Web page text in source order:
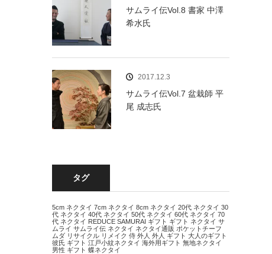
サムライ伝Vol.8 書家 中澤
希水氏
2017.12.3
サムライ伝Vol.7 盆栽師 平
尾 成志氏
タグ
5cm ネクタイ 7cm ネクタイ 8cm ネクタイ 20代 ネクタイ 30
代 ネクタイ 40代 ネクタイ 50代 ネクタイ 60代 ネクタイ 70
代 ネクタイ REDUCE SAMURAI ギフト ギフト ネクタイ サ
ムライ サムライ伝 ネクタイ ネクタイ通販 ポケットチーフ
ムダ リサイクル リメイク 侍 外人 外人 ギフト 大人のギフト
彼氏 ギフト 江戸小紋ネクタイ 海外用ギフト 無地ネクタイ
男性 ギフト 蝶ネクタイ